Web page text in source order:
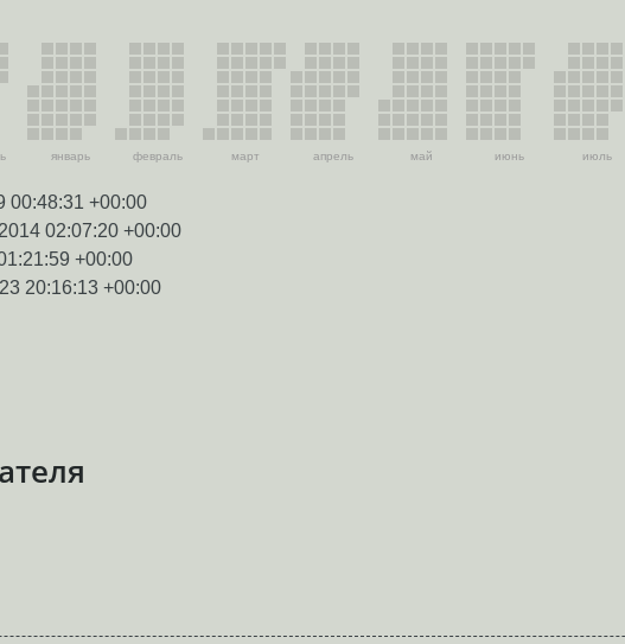
январь февраль март апрель май июнь июль
00:48:31 +00:00
02:07:20 +00:00
+00:00
20:16:13 +00:00